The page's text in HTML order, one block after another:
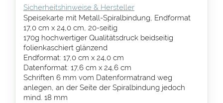
Sicherheitshinweise & Hersteller
Speisekarte mit Metall-Spiralbindung, Endformat
17,0 cm x 24,0 cm, 20-seitig
170g hochwertiger Qualitätsdruck beidseitig
folienkaschiert glänzend
Endformat: 17,0 cm x 24,0 cm
Datenformat: 17,6 cm x 24,6 cm
Schriften 6 mm vom Datenformatrand weg
anlegen, an der Seite der Spiralbindung jedoch
mind. 18 mm